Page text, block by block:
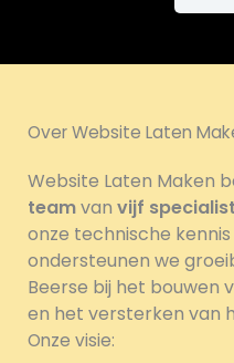
Over Website Laten
Website Laten Maken
teamvan vijf
onze technische
ondersteunen we
Beerse bij het bouwen
en het versterken van
Onze visie: